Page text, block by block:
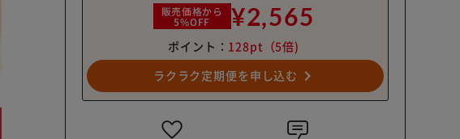
販売価格から
5%OFF ¥2,565
ポイント： 128pt （5倍)
ラクラク定期便を申し込む navigate_next